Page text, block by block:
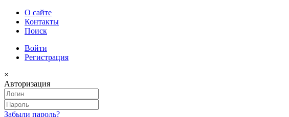
О сайте
Контакты
Поиск
Войти
Регистрация
×
Авторизация
Забыли пароль?